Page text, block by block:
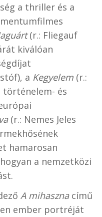
a thriller és a
(r.: Fliegauf
kiválóan
a Kegyelem (r.:
történelem- és
(r.: Nemes Jeles
hamarosan
a nemzetközi
A mihasznacímű
ember portréját